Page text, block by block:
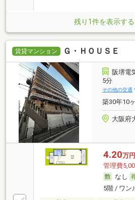
残り1件を表示する
賃貸マンション Ｇ・ＨＯＵＳＥ
阪堺電
5分
その他の交通
築30年10
大阪府
4.20万円
管理費
なし
5階 / ワン